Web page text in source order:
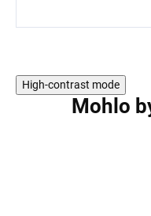
High-contrast mode
Mohlo